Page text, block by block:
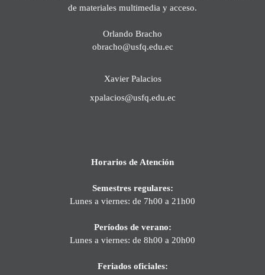
de materiales multimedia y acceso.
Orlando Bracho
obracho@usfq.edu.ec
Xavier Palacios
xpalacios@usfq.edu.ec
Horarios de Atención
Semestres regulares:
Lunes a viernes: de 7h00 a 21h00
Períodos de verano:
Lunes a viernes: de 8h00 a 20h00
Feriados oficiales: